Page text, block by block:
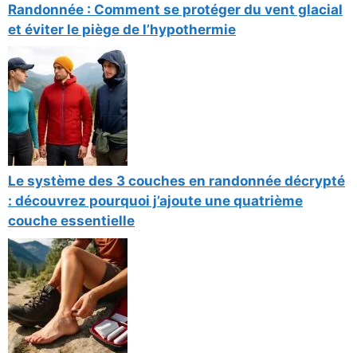
Randonnée : Comment se protéger du vent glacial
et éviter le piège de l’hypothermie
Le système des 3 couches en randonnée décrypté
: découvrez pourquoi j’ajoute une quatrième
couche essentielle